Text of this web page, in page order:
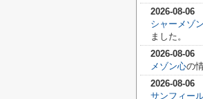
2026-08-06
シャーメゾ
ました。
2026-08-06
メゾン心の
2026-08-06
サンフィー